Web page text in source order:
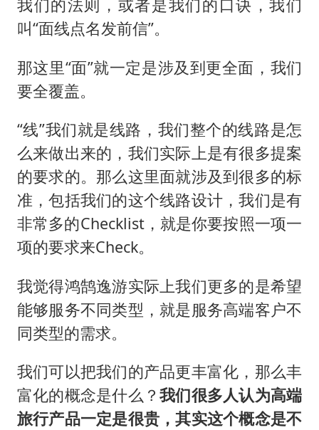
我们的法则，或者是我们的口诀，我们
叫“面线点名发前信”。
那这里“面”就一定是涉及到更全面，我们
要全覆盖。
“线”我们就是线路，我们整个的线路是怎
么来做出来的，我们实际上是有很多提案
的要求的。那么这里面就涉及到很多的标
准，包括我们的这个线路设计，我们是有
非常多的Checklist，就是你要按照一项一
项的要求来Check。
我觉得鸿鹄逸游实际上我们更多的是希望
能够服务不同类型，就是服务高端客户不
同类型的需求。
我们可以把我们的产品更丰富化，那么丰
富化的概念是什么？我们很多人认为高端
旅行产品一定是很贵，其实这个概念是不